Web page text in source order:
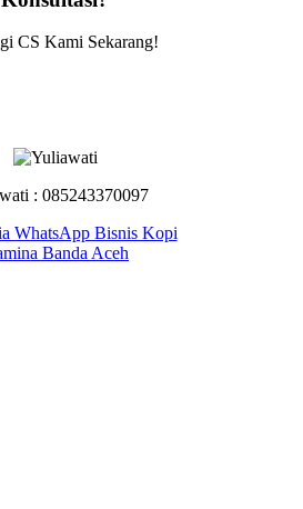
CS Kami Sekarang!
: 085243370097